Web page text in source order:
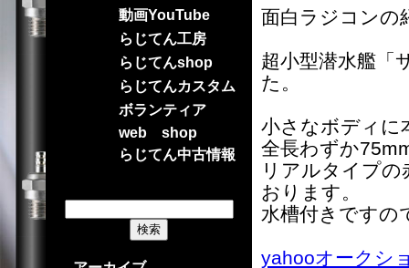
面白ラジコンの
超小型潜水艦「
た。
小さなボディに
全長わずか
リアルタイプ
おります。
水槽付きですの
yahooオークシ
動画YouTube
らじてん工房
らじてんshop
らじてんカスタム
ボランティア
web shop
らじてん中古情報